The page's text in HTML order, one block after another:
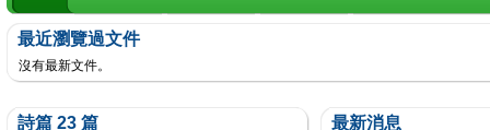
最近瀏覽過文件
沒有最新文件。
詩篇 23 篇 最新消息